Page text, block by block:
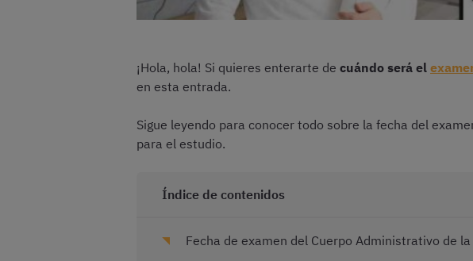
¡Hola, hola! Si quieres enterarte de cuándo será el
en esta entrada.
Sigue leyendo para conocer todo sobre la fecha del
para el estudio.
Índice de contenidos
Fecha de examen del Cuerpo Administrativo de